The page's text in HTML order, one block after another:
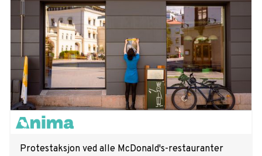
Protestaksjon ved alle McDonald's-restauranter